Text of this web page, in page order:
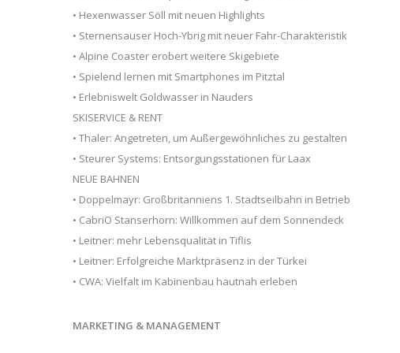
• Hexenwasser Söll mit neuen Highlights
• Sternensauser Hoch-Ybrig mit neuer Fahr-Charakteristik
• Alpine Coaster erobert weitere Skigebiete
• Spielend lernen mit Smartphones im Pitztal
• Erlebniswelt Goldwasser in Nauders
SKISERVICE & RENT
• Thaler: Angetreten, um Außergewöhnliches zu gestalten
• Steurer Systems: Entsorgungsstationen für Laax
NEUE BAHNEN
• Doppelmayr: Großbritanniens 1. Stadtseilbahn in Betrieb
• CabriO Stanserhorn: Willkommen auf dem Sonnendeck
• Leitner: mehr Lebensqualität in Tiflis
• Leitner: Erfolgreiche Marktpräsenz in der Türkei
• CWA: Vielfalt im Kabinenbau hautnah erleben
MARKETING & MANAGEMENT